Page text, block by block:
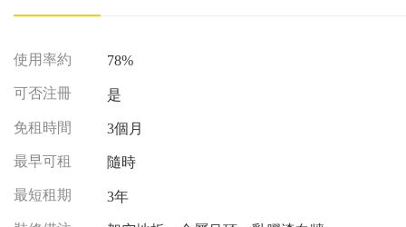
使用率約 78%
可否注冊 是
免租時間 3個月
最早可租 隨時
最短租期 3年